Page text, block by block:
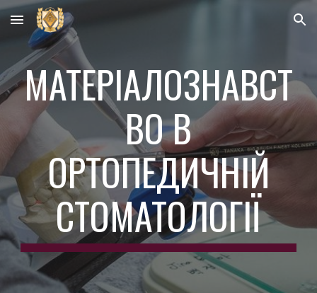
Skip to main content Skip to navigation
МАТЕРІАЛОЗНАВСТ
ВО В
ОРТОПЕДИЧНІЙ
СТОМАТОЛОГІЇ